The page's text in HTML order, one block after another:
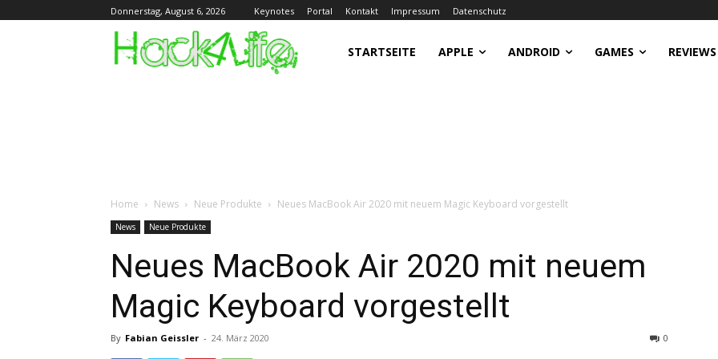
Donnerstag, August 6, 2026 Keynotes Portal Kontakt Impressum Datenschutz
STARTSEITE APPLE ANDROID GAMES REVIEWS
Home News Neue Produkte Neues MacBook Air 2020 mit neuem Magic Keyboard vorgestellt
News Neue Produkte
Neues MacBook Air 2020 mit neuem
Magic Keyboard vorgestellt
By Fabian Geissler - 24. März 2020 0